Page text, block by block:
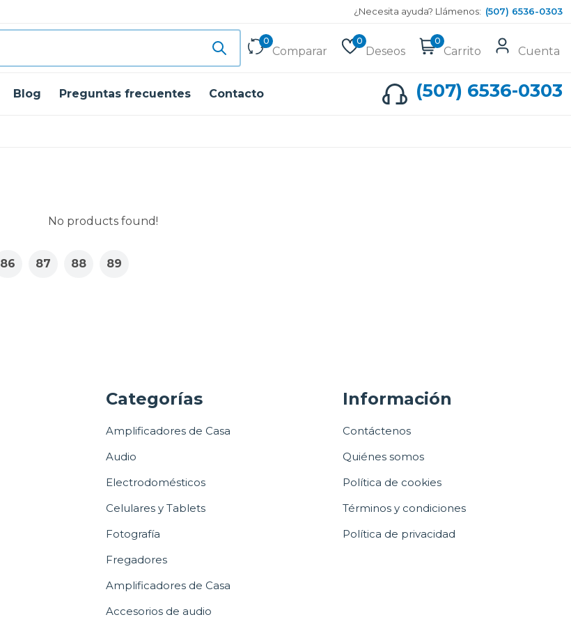
¿Necesita ayuda? Llámenos: (507) 6536-0303
0
Comparar
0
Deseos
0
Carrito Cuenta
Blog Preguntas frecuentes Contacto (507) 6536-0303
No products found!
86 87 88 89
Categorías
Amplificadores de Casa
Audio
Electrodomésticos
Celulares y Tablets
Fotografía
Fregadores
Amplificadores de Casa
Accesorios de audio
Información
Contáctenos
Quiénes somos
Política de cookies
Términos y condiciones
Política de privacidad